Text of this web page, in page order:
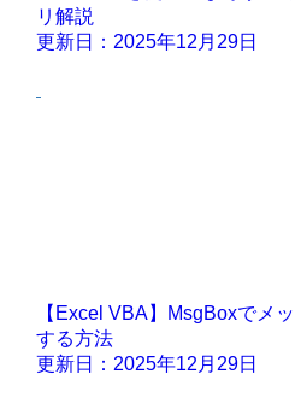
リ解説
更新日：2025年12月29日
【Excel VBA】MsgBoxでメ
する方法
更新日：2025年12月29日